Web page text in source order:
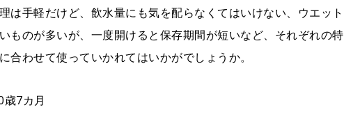
は手軽だけど、飲水量にも気を配らなくてはいけない、ウエット
ものが多いが、一度開けると保存期間が短いなど、それぞれの特
合わせて使っていかれてはいかがでしょうか。
7カ月